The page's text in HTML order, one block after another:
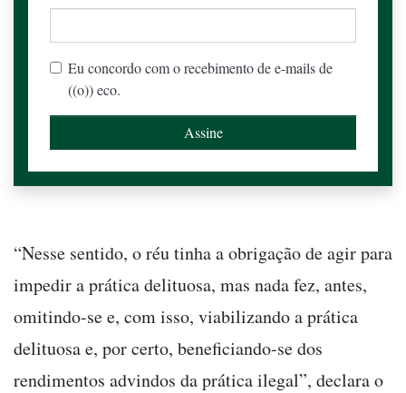
Eu concordo com o recebimento de e-mails de
((o)) eco.
“Nesse sentido, o réu tinha a obrigação de agir para
impedir a prática delituosa, mas nada fez, antes,
omitindo-se e, com isso, viabilizando a prática
delituosa e, por certo, beneficiando-se dos
rendimentos advindos da prática ilegal”, declara o